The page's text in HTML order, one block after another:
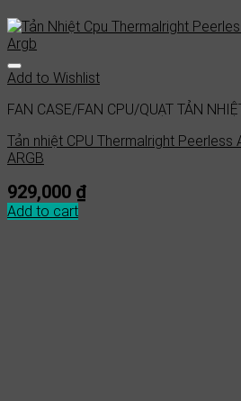
Add to Wishlist
FAN CASE/FAN CPU/QUẠT TẢN
Tản nhiệt CPU Thermalright Peerless
ARGB
929,000 ₫
Add to cart